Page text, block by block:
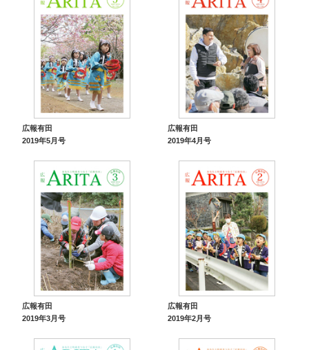
広報有田
2019年5月号
広報有田
2019年4月号
広報有田
2019年3月号
広報有田
2019年2月号